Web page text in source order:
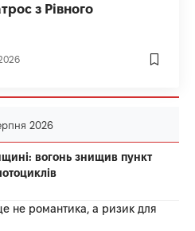
з Рівного
2026
вогонь знищив пункт
не романтика, а ризик для